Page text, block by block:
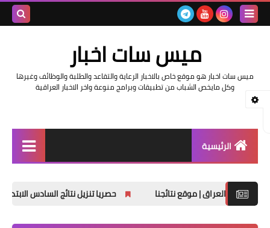
ميس سات اخبار
ميس سات اخبار هو موقع خاص بالاخبار الرعاية والتقاعد والطلبة والوظائف وغيرها
وكل مايخص الشباب من تطبيقات وبرامج منوعة واخر الاخبار العراقية
الرئيسية
اخبار وزارة التربية والتعليم
حصريا تنزيل نتائج السادس الابتدائي الدور الثاني 2025